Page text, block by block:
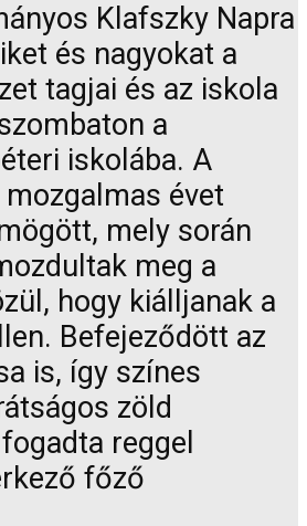
Klafszky Napra
és nagyokat a
tagjai és az iskola
a
iskolába. A
évet
mely során
meg a
hogy kiálljanak a
Befejeződött az
is, így színes
zöld
reggel
főző